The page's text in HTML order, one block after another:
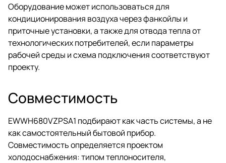
Оборудование может использоваться для
кондиционирования воздуха через фанкойлы и
приточные установки, а также для отвода тепла от
технологических потребителей, если параметры
рабочей среды и схема подключения соответствуют
проекту.
Совместимость
EWWH680VZPSA1 подбирают как часть системы, а не
как самостоятельный бытовой прибор.
Совместимость определяется проектом
холодоснабжения: типом теплоносителя,